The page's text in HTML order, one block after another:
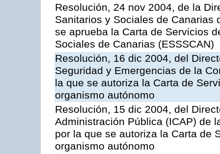
Resolución, 24 nov 2004, de la
Sanitarios y Sociales de Canarias
se aprueba la Carta de Servicios
Sociales de Canarias (ESSSCAN)
Resolución, 16 dic 2004, del
Seguridad y Emergencias de la
la que se autoriza la Carta de
organismo autónomo
Resolución, 15 dic 2004, del
Administración Pública (ICAP) de
por la que se autoriza la Carta de
organismo autónomo